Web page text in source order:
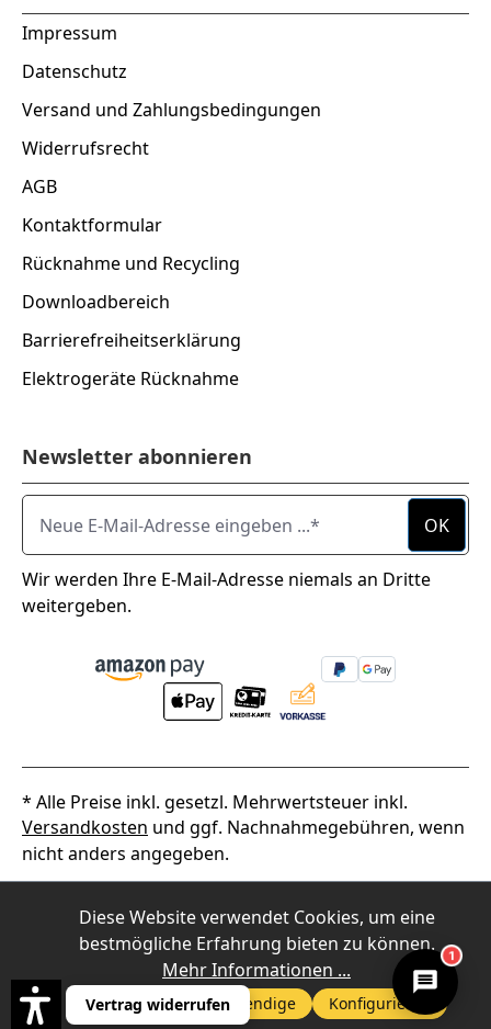
Impressum
Datenschutz
Versand und Zahlungsbedingungen
Widerrufsrecht
AGB
Kontaktformular
Rücknahme und Recycling
Downloadbereich
Barrierefreiheitserklärung
Elektrogeräte Rücknahme
Newsletter abonnieren
Neue E-Mail-Adresse eingeben ...
OK
Wir werden Ihre E-Mail-Adresse niemals an Dritte
weitergeben.
* Alle Preise inkl. gesetzl. Mehrwertsteuer inkl.
Versandkosten und ggf. Nachnahmegebühren, wenn
nicht anders angegeben.
2026Alpha Thermotec
Vertrag widerrufen
Diese Website verwendet Cookies, um eine
bestmögliche Erfahrung bieten zu können.
Mehr Informationen ...
Nur technisch notwendige Konfigurieren
1